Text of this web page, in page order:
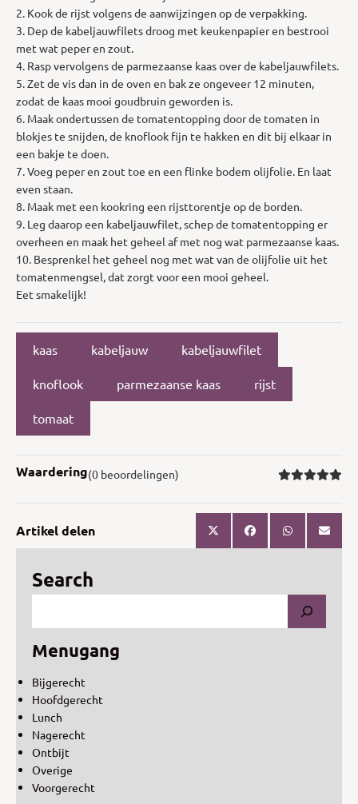
2. Kook de rijst volgens de aanwijzingen op de verpakking.
3. Dep de kabeljauwfilets droog met keukenpapier en bestrooi
met wat peper en zout.
4. Rasp vervolgens de parmezaanse kaas over de kabeljauwfilets.
5. Zet de vis dan in de oven en bak ze ongeveer 12 minuten,
zodat de kaas mooi goudbruin geworden is.
6. Maak ondertussen de tomatentopping door de tomaten in
blokjes te snijden, de knoflook fijn te hakken en dit bij elkaar in
een bakje te doen.
7. Voeg peper en zout toe en een flinke bodem olijfolie. En laat
even staan.
8. Maak met een kookring een rijsttorentje op de borden.
9. Leg daarop een kabeljauwfilet, schep de tomatentopping er
overheen en maak het geheel af met nog wat parmezaanse kaas.
10. Besprenkel het geheel nog met wat van de olijfolie uit het
tomatenmengsel, dat zorgt voor een mooi geheel.
Eet smakelijk!
kaas kabeljauw kabeljauwfilet
knoflook parmezaanse kaas rijst
tomaat
Waardering(0 beoordelingen)
Artikel delen
Search
Menugang
Bijgerecht
Hoofdgerecht
Lunch
Nagerecht
Ontbijt
Overige
Voorgerecht